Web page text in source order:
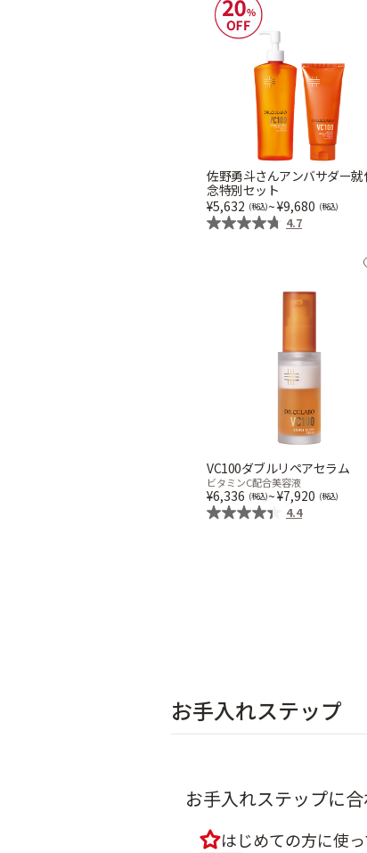
佐野勇斗さんアンバサダー就
念特別セット
5,632
~ 9,680
4.7
VC100ダブルリペアセラム
ビタミンC配合美容液
6,336 ~ 7,920
4.4
お手入れステップ
お手入れステップに
はじめての方に使